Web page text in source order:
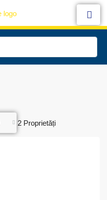
2 Proprietăți